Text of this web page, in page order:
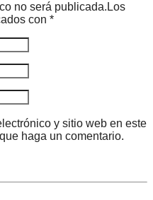
no será publicada.Los
con *
y sitio web en este
haga un comentario.